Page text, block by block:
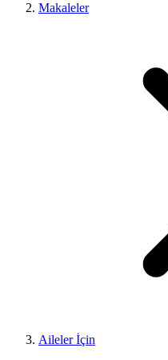
Makaleler
Aileler İçin